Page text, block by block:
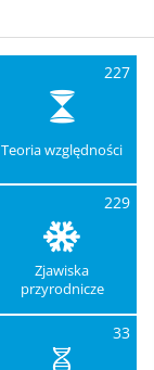
227
Teoria względności
229
Zjawiska
przyrodnicze
33